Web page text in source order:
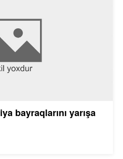
bayraqlarını yarışa